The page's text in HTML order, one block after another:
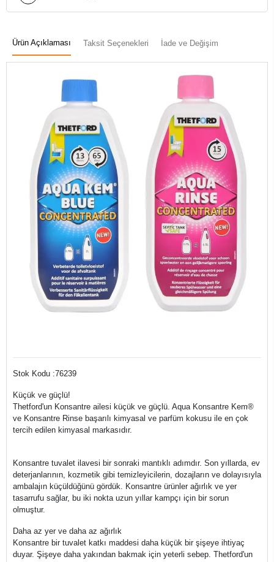
Ürün Açıklaması Taksit Seçenekleri İade ve Değişim
Stok Kodu :76239
Küçük ve güçlü!
Thetford'un Konsantre ailesi küçük ve güçlü. Aqua Konsantre Kem®
ve Konsantre Rinse başarılı kimyasal ve parfüm kokusu ile en çok
tercih edilen kimyasal markasıdır.
Konsantre tuvalet ilavesi bir sonraki mantıklı adımdır. Son yıllarda, ev
deterjanlarının, kozmetik gibi temizleyicilerin, dozajların ve dolayısıyla
ambalajın küçüldüğünü gördük. Konsantre ürünler ağırlık ve yer
tasarrufu sağlar, bu iki nokta uzun yıllar kampçı için bir sorun
olmuştur.
Daha az yer ve daha az ağırlık
Konsantre bir tuvalet katkı maddesi daha küçük bir şişeye ihtiyaç
duyar. Şişeye daha yakından bakmak için yeterli sebep. Thetford'un